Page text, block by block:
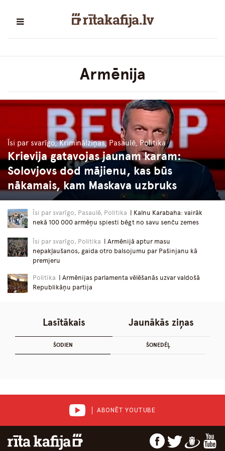
Armēnija
Īsi par svarīgo, Kriminālziņas, Pasaulē, Politika
Krievija gatavojas jaunam karam:
Solovjovs dod mājienu, kas būs
nākamais, kam Maskava uzbruks
Īsi par svarīgo, Pasaulē, Politika | Kalnu Karabaha: vairāk
nekā 100 000 armēņu spiesti bēgt no savu senču zemes
Īsi par svarīgo, Politika | Armēnijā aptur masu
nepakļaušanos, gaida otro balsojumu par Pašinjanu kā
premjeru
Politika | Armēnijas parlamenta vēlēšanās uzvar valdošā
Republikāņu partija
Lasītākais
ŠODIEN ŠONEDĒĻ
Jaunākās ziņas
ABONĒT YOUTUBE